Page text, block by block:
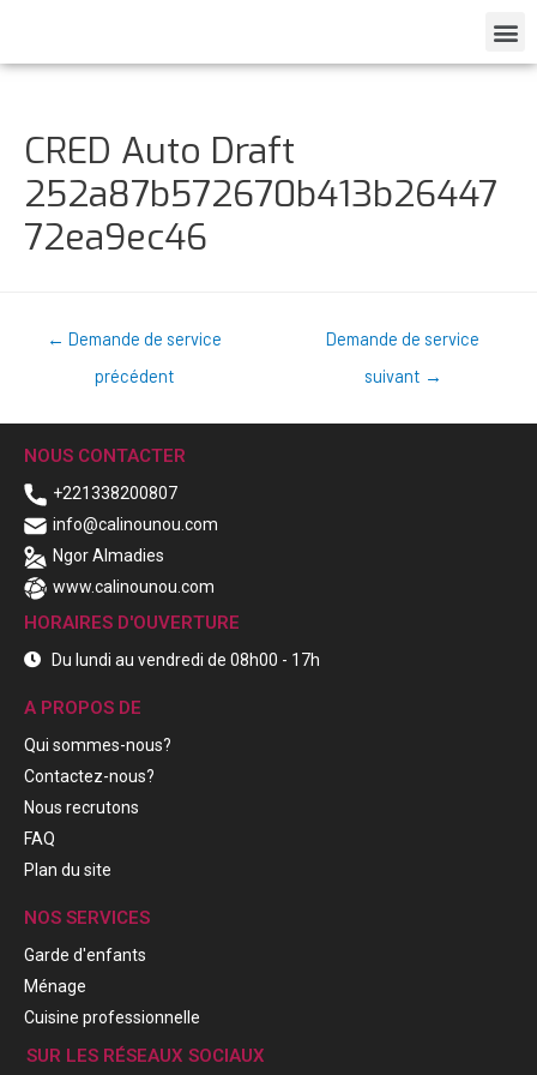
CRED Auto Draft
252a87b572670b413b26447
72ea9ec46
← Demande de service
précédent
Demande de service
suivant →
NOUS CONTACTER
+221338200807
info@calinounou.com
Ngor Almadies
www.calinounou.com
HORAIRES D'OUVERTURE
Du lundi au vendredi de 08h00 - 17h
A PROPOS DE
Qui sommes-nous?
Contactez-nous?
Nous recrutons
FAQ
Plan du site
NOS SERVICES
Garde d'enfants
Ménage
Cuisine professionnelle
SUR LES RÉSEAUX SOCIAUX